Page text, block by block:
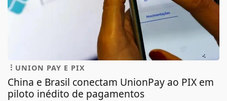
UNION PAY E PIX
China e Brasil conectam UnionPay ao PIX em
piloto inédito de pagamentos